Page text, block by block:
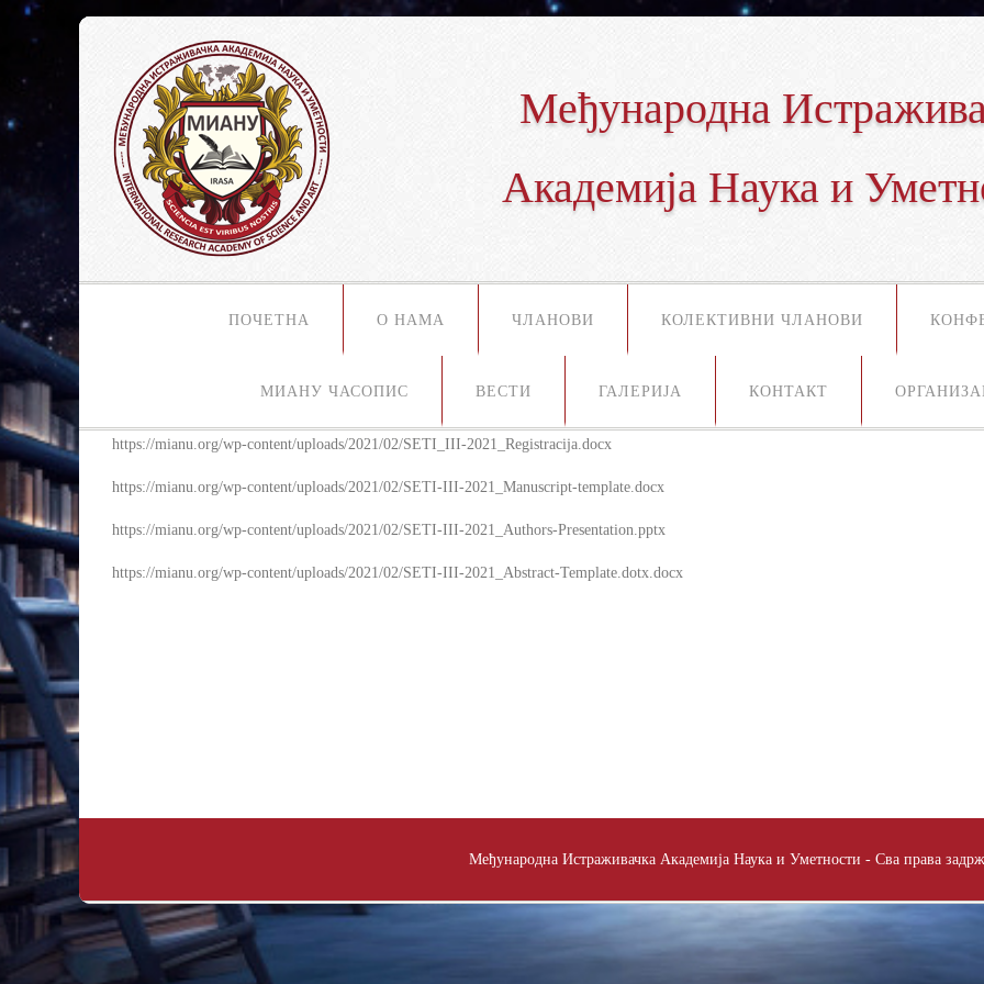
Међународна
Академија Наука и
ПОЧЕТНА О НАМА ЧЛАНОВИ КОЛЕКТИВНИ ЧЛАНОВИ
МИАНУ ЧАСОПИС ВЕСТИ ГАЛЕРИЈА КОНТАКТ
https://mianu.org/wp-content/uploads/2021/02/SETI_III-2021_Registracija.docx
https://mianu.org/wp-content/uploads/2021/02/SETI-III-2021_Manuscript-template.docx
https://mianu.org/wp-content/uploads/2021/02/SETI-III-2021_Authors-Presentation.pptx
https://mianu.org/wp-content/uploads/2021/02/SETI-III-2021_Abstract-Template.dotx.docx
Међународна Истраживачка Академија Наука и Уметности - Сва права